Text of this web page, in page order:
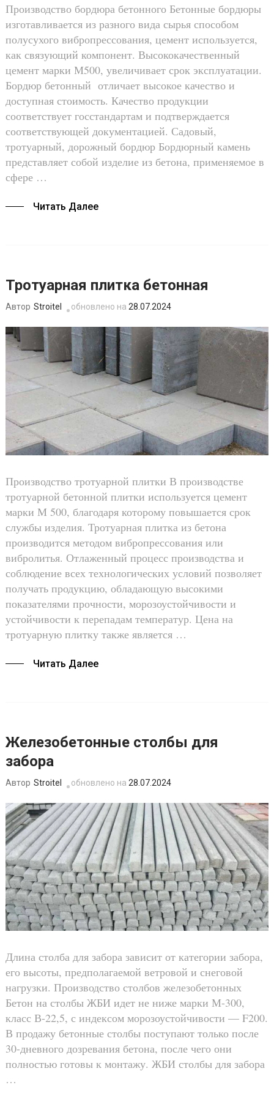
Производство бордюра бетонного Бетонные бордюры
изготавливается из разного вида сырья способом
полусухого вибропрессования, цемент используется,
как связующий компонент. Высококачественный
цемент марки М500, увеличивает срок эксплуатации.
Бордюр бетонный отличает высокое качество и
доступная стоимость. Качество продукции
соответствует госстандартам и подтверждается
соответствующей документацией. Садовый,
тротуарный, дорожный бордюр Бордюрный камень
представляет собой изделие из бетона, применяемое в
сфере …
Читать Далее
Тротуарная плитка бетонная
Автор Stroitel обновлено на 28.07.2024
Производство тротуарной плитки В производстве
тротуарной бетонной плитки используется цемент
марки М 500, благодаря которому повышается срок
службы изделия. Тротуарная плитка из бетона
производится методом вибропрессования или
вибролитья. Отлаженный процесс производства и
соблюдение всех технологических условий позволяет
получать продукцию, обладающую высокими
показателями прочности, морозоустойчивости и
устойчивости к перепадам температур. Цена на
тротуарную плитку также является …
Читать Далее
Железобетонные столбы для
забора
Автор Stroitel обновлено на 28.07.2024
Длина столба для забора зависит от категории забора,
его высоты, предполагаемой ветровой и снеговой
нагрузки. Производство столбов железобетонных
Бетон на столбы ЖБИ идет не ниже марки М-300,
класс В-22,5, с индексом морозоустойчивости — F200.
В продажу бетонные столбы поступают только после
30-дневного дозревания бетона, после чего они
полностью готовы к монтажу. ЖБИ столбы для забора
…